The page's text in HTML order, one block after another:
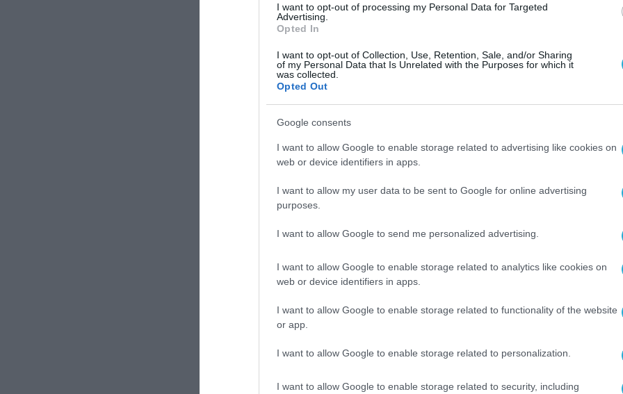
I want to opt-out of processing my Personal Data for Targeted
Advertising.
Opted In
I want to opt-out of Collection, Use, Retention, Sale, and/or Sharing
of my Personal Data that Is Unrelated with the Purposes for which it
was collected.
Opted Out
Google consents
I want to allow Google to enable storage related to advertising like cookies on
web or device identifiers in apps.
I want to allow my user data to be sent to Google for online advertising
purposes.
I want to allow Google to send me personalized advertising.
I want to allow Google to enable storage related to analytics like cookies on
web or device identifiers in apps.
I want to allow Google to enable storage related to functionality of the website
or app.
I want to allow Google to enable storage related to personalization.
I want to allow Google to enable storage related to security, including